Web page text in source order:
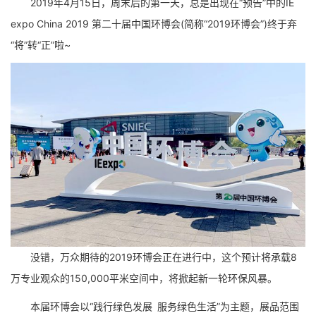
expo China 2019 第二十届中国环博会(简称“2019环博会”)终于弃
“将”转“正”啦~
没错，万众期待的2019环博会正在进行中，这个预计将承载8
万专业观众的150,000平米空间中，将掀起新一轮环保风暴。
本届环博会以“践行绿色发展 服务绿色生活”为主题，展品范围